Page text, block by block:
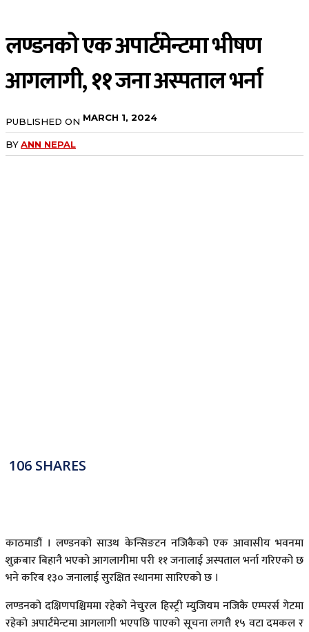
लण्डनको एक अपार्टमेन्टमा भीषण
आगलागी, ११ जना अस्पताल भर्ना
PUBLISHED ON MARCH 1, 2024
BYANN NEPAL
106 SHARES
काठमाडौं । लण्डनको साउथ केन्सिङटन नजिकैको एक आवासीय भवनमा
शुक्रबार बिहानै भएको आगलागीमा परी ११ जनालाई अस्पताल भर्ना गरिएको छ
भने करिब १३० जनालाई सुरक्षित स्थानमा सारिएको छ ।
लण्डनको दक्षिणपश्चिममा रहेको नेचुरल हिस्ट्री म्युजियम नजिकै एम्परर्स गेटमा
रहेको अपार्टमेन्टमा आगलागी भएपछि पाएको सूचना लगत्तै १५ वटा दमकल र